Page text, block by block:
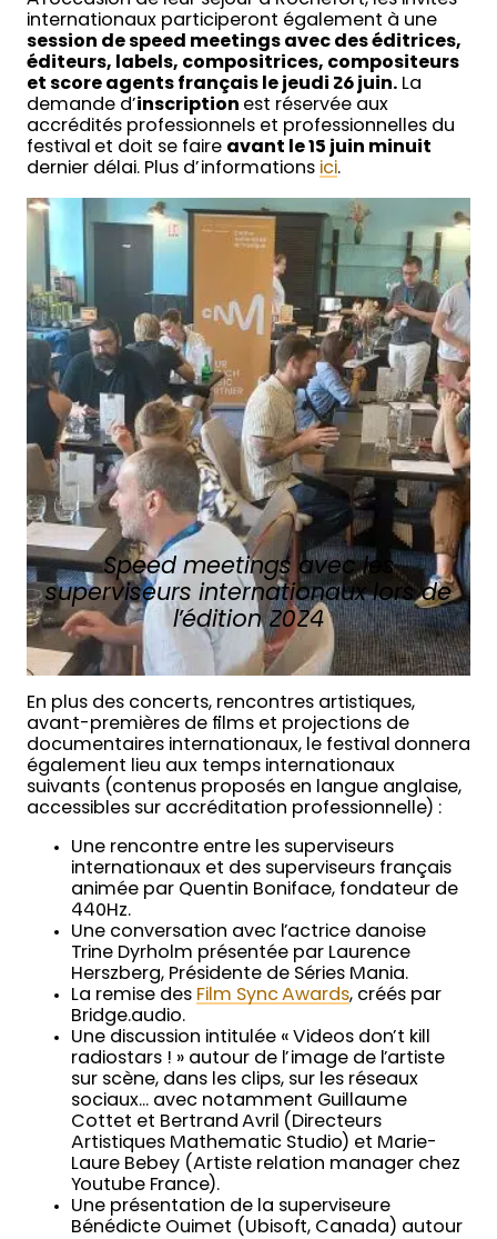
internationaux participeront également à une
session de speed meetings avec des éditrices,
éditeurs, labels, compositrices, compositeurs
et score agents français le jeudi 26 juin. La
demande d’inscription est réservée aux
accrédités professionnels et professionnelles du
festival et doit se faire avant le 15 juin minuit
dernier délai. Plus d’informations ici.
Speed meetings avec les
superviseurs internationaux lors de
l’édition 2024
En plus des concerts, rencontres artistiques,
avant-premières de films et projections de
documentaires internationaux, le festival donnera
également lieu aux temps internationaux
suivants (contenus proposés en langue anglaise,
accessibles sur accréditation professionnelle) :
Une rencontre entre les superviseurs
internationaux et des superviseurs français
animée par Quentin Boniface, fondateur de
440Hz.
Une conversation avec l’actrice danoise
Trine Dyrholm présentée par Laurence
Herszberg, Présidente de Séries Mania.
La remise des Film Sync Awards, créés par
Bridge.audio.
Une discussion intitulée « Videos don’t kill
radiostars ! » autour de l’image de l’artiste
sur scène, dans les clips, sur les réseaux
sociaux… avec notamment Guillaume
Cottet et Bertrand Avril (Directeurs
Artistiques Mathematic Studio) et Marie-
Laure Bebey (Artiste relation manager chez
Youtube France).
Une présentation de la superviseure
Bénédicte Ouimet (Ubisoft, Canada) autour